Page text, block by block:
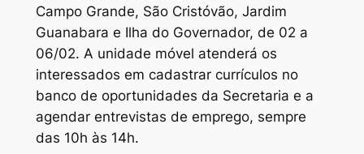
Campo Grande, São Cristóvão, Jardim
Guanabara e Ilha do Governador, de 02 a
06/02. A unidade móvel atenderá os
interessados em cadastrar currículos no
banco de oportunidades da Secretaria e a
agendar entrevistas de emprego, sempre
das 10h às 14h.